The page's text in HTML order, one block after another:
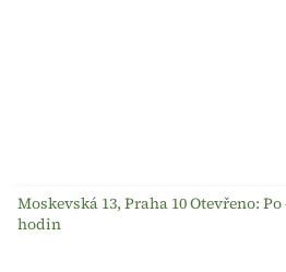
Moskevská 13, Praha 10 Otevřeno: Po
hodin